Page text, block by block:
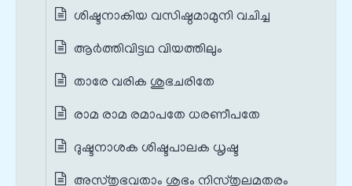
ശിഷ്ടനാകിയ വസിഷ്ഠമാമുനി വചിച്ച
ആർത്തിവിട്ടഥ വിയത്തിലും
താരേ വരിക ശുഭചരിതേ
രാമ രാമ രമാപതേ ധരണീപതേ
ദുഷ്ടനാശക ശിഷ്ടപാലക ധൃഷ്ട
അസ്തുഭവതാം ശുഭം നിസ്തുലമതരം